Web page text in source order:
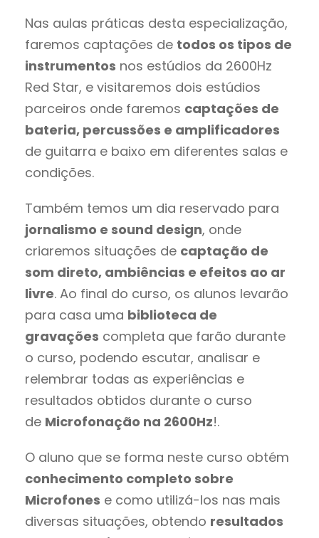
Nas aulas práticas desta especialização,
faremos captações de todos os tipos de
instrumentos nos estúdios da 2600Hz
Red Star, e visitaremos dois estúdios
parceiros onde faremos captações de
bateria, percussões e amplificadores
de guitarra e baixo em diferentes salas e
condições.
Também temos um dia reservado para
jornalismo e sound design, onde
criaremos situações de captação de
som direto, ambiências e efeitos ao ar
livre. Ao final do curso, os alunos levarão
para casa uma biblioteca de
gravações completa que farão durante
o curso, podendo escutar, analisar e
relembrar todas as experiências e
resultados obtidos durante o curso
de Microfonação na 2600Hz!.
O aluno que se forma neste curso obtém
conhecimento completo sobre
Microfones e como utilizá-los nas mais
diversas situações, obtendo resultados